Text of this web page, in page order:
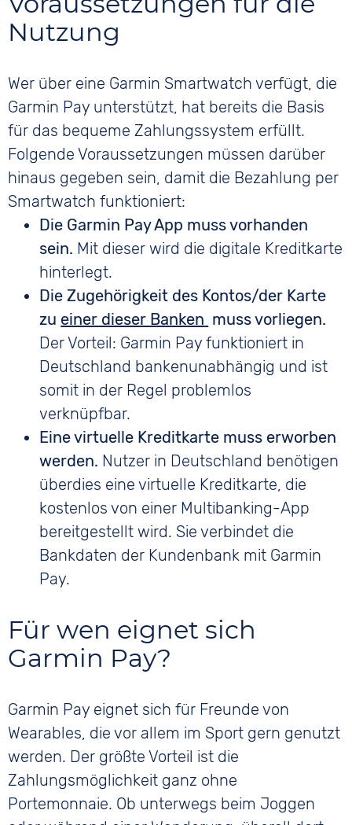
Nutzung
Wer über eine Garmin Smartwatch verfügt, die
Garmin Pay unterstützt, hat bereits die Basis
für das bequeme Zahlungssystem erfüllt.
Folgende Voraussetzungen müssen darüber
hinaus gegeben sein, damit die Bezahlung per
Smartwatch funktioniert:
Die Garmin Pay App muss vorhanden
sein. Mit dieser wird die digitale Kreditkarte
hinterlegt.
Die Zugehörigkeit des Kontos/der Karte
zu einer dieser Banken muss vorliegen.
Der Vorteil: Garmin Pay funktioniert in
Deutschland bankenunabhängig und ist
somit in der Regel problemlos
verknüpfbar.
Eine virtuelle Kreditkarte muss erworben
werden. Nutzer in Deutschland benötigen
überdies eine virtuelle Kreditkarte, die
kostenlos von einer Multibanking-App
bereitgestellt wird. Sie verbindet die
Bankdaten der Kundenbank mit Garmin
Pay.
Für wen eignet sich
Garmin Pay?
Garmin Pay eignet sich für Freunde von
Wearables, die vor allem im Sport gern genutzt
werden. Der größte Vorteil ist die
Zahlungsmöglichkeit ganz ohne
Portemonnaie. Ob unterwegs beim Joggen